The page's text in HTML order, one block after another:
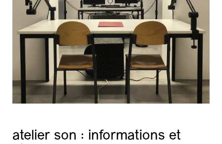
atelier son : informations et